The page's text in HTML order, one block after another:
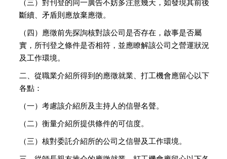
（三）對刊登的同一廣告不妨多注意幾天，如發現其前後
斷續、矛盾則應放棄應徵。
（四）應徵前先探詢核對該公司是否存在，啟事是否屬
實，所刊登之條件是否相符，並應瞭解該公司之營運狀況
及工作環境。
二、從職業介紹所得到的應徵就業、打工機會應留心以下
各點：
（一）考慮該介紹所及主持人的信譽名聲。
（二）衡量介紹所提供條件的可信度。
（三）核對委託介紹所的公司之信譽及工作環境。